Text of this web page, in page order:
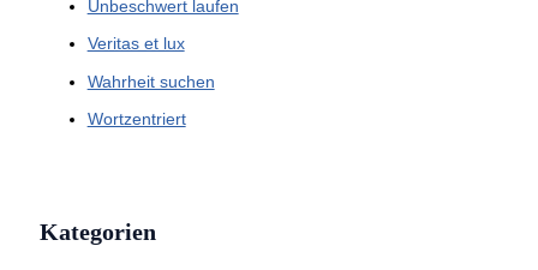
Unbeschwert laufen
Veritas et lux
Wahrheit suchen
Wortzentriert
Kategorien